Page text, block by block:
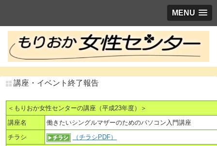
MENU
講座・イベント終了報告
＜もりおか女性センターの講座（平成23年度）＞
講座名
働きたいシングルマザーのためのパソコン入門講座
チラシ
（チラシPDF）